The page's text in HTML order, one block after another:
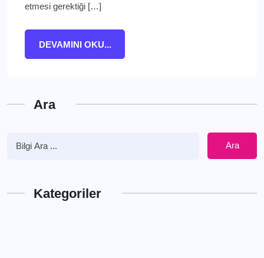
etmesi gerektiği […]
DEVAMINI OKU...
Ara
Ara
Kategoriler